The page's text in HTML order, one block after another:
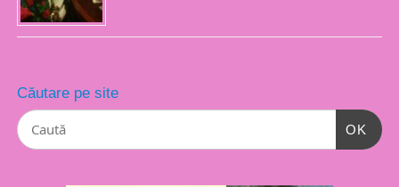
Căutare pe site
OK